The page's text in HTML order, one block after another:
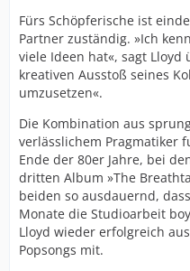
Fürs Schöpferische ist
Partner zuständig. »Ich
viele Ideen hat«, sagt Lloyd
kreativen Ausstoß seines
umzusetzen«.
Die Kombination aus
verlässlichem Pragmatiker
Ende der 80er Jahre, bei
dritten Album »The
beiden so ausdauernd,
Monate die Studioarbeit
Lloyd wieder erfolgreich
Popsongs mit.